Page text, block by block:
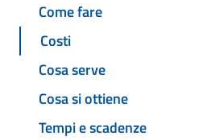
Come fare
Costi
Cosa serve
Cosa si ottiene
Tempi e scadenze